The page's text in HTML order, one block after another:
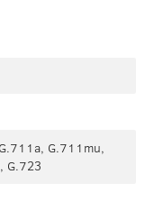
G.711mu,
G.723